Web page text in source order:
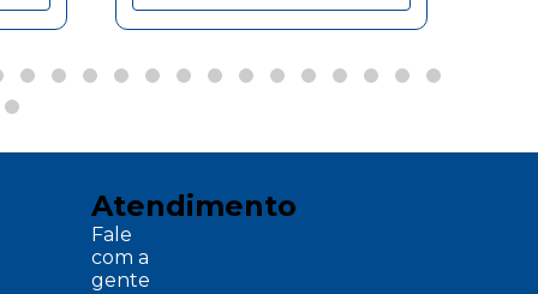
Atendimento
Fale
com a
gente